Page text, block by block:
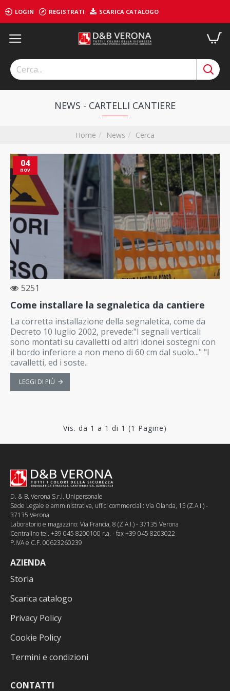
LOGIN REGISTRATI SCARICA CATALOGO
Home News Cerca
NEWS - CARTELLI CANTIERE
04
nov
5251
Come installare la segnaletica da cantiere
La corretta installazione della segnaletica, come da
Decreto 10 luglio 2002, prevede:"I segnali verticali
sono montati su cavalletti od altri idonei sostegni con
il bordo inferiore a non meno di 60 cm dal suolo..." "I
cavalletti, ed i soste..
LEGGI DI PIÙ
Vis. da 1 a 1 di 1 (1 Pagine)
D. & B. Verona S.r.l. Unipersonale
Sede Legale e amministrativa, uffici commerciali: Via Olanda, 15 (Z.A.I.) -
37135 Verona
Laboratorio e magazzino: Via Francia, 8 (Z.A.I.) - 37135 Verona
Centralino tel. +39 045 8200100 r.a. - fax +39 045 8203022
P.IVA e C.F. 00623260239
AZIENDA
Storia
Scarica catalogo
Privacy Policy
Cookie Policy
Termini e condizioni
CONTATTI